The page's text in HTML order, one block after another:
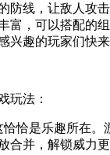
防线，让敌人攻
富，可以搭配的
兴趣的玩家们快来
玩法：
恰恰是乐趣所在。
合并，解锁威力更